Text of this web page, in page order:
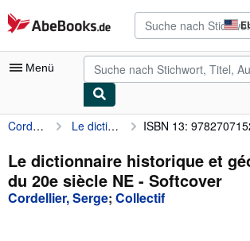
Zum Hauptinhalt
AbeBooks.de
Menü
Nutzerkonto
Meine Bestellungen
Detailsuche
Cordellier, Serge Le dictionnaire historique et géopolitique du 20e siècle NE ISBN 13:
Le dictionnaire historique et
du 20e siècle NE - Softcover
Cordellier, Serge; Collectif